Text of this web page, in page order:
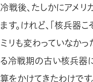
冷戦後、たしかにアメ
ます。けれど、「核兵器
ミリも変わっていなか
る冷戦期の古い核兵器
算をかけてきたわけです